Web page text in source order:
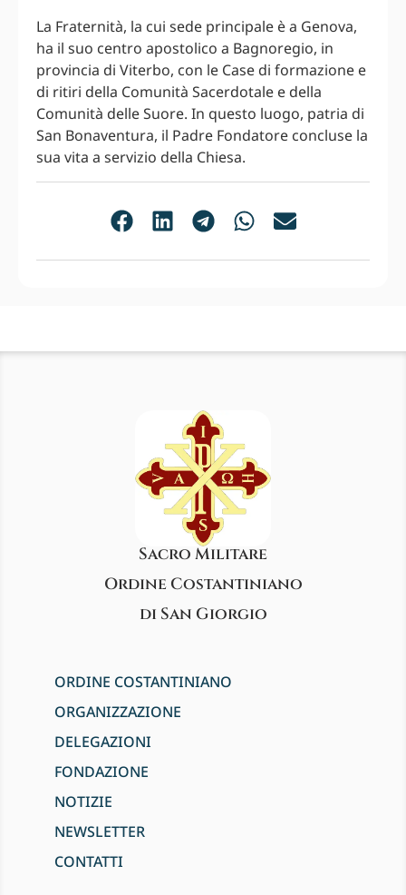
La Fraternità, la cui sede principale è a Genova,
ha il suo centro apostolico a Bagnoregio, in
provincia di Viterbo, con le Case di formazione e
di ritiri della Comunità Sacerdotale e della
Comunità delle Suore. In questo luogo, patria di
San Bonaventura, il Padre Fondatore concluse la
sua vita a servizio della Chiesa.
Sacro Militare
Ordine Costantiniano
di San Giorgio
ORDINE COSTANTINIANO
ORGANIZZAZIONE
DELEGAZIONI
FONDAZIONE
NOTIZIE
NEWSLETTER
CONTATTI